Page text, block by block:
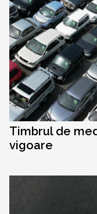
Timbrul de
vigoare